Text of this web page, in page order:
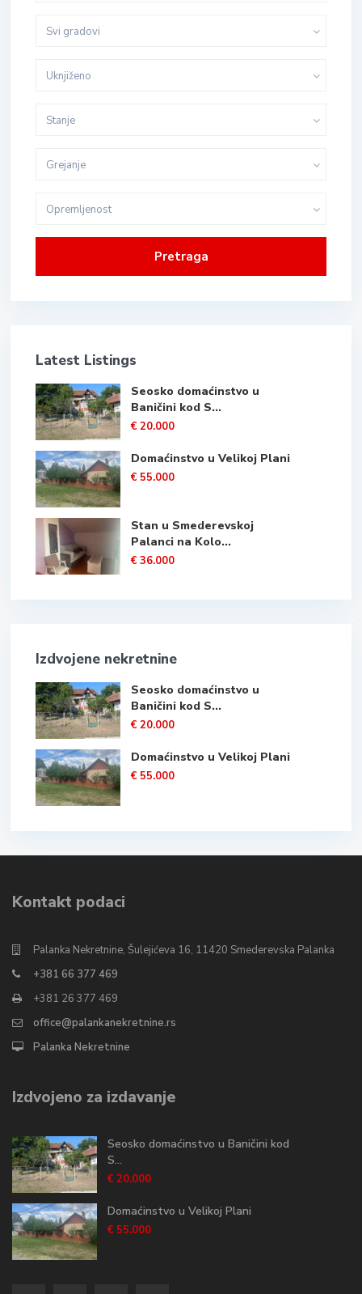
Svi gradovi
Uknjiženo
Stanje
Grejanje
Opremljenost
Pretraga
Latest Listings
Seosko domaćinstvo u
Baničini kod S...
€ 20.000
Domaćinstvo u Velikoj Plani
€ 55.000
Stan u Smederevskoj
Palanci na Kolo...
€ 36.000
Izdvojene nekretnine
Seosko domaćinstvo u
Baničini kod S...
€ 20.000
Domaćinstvo u Velikoj Plani
€ 55.000
Kontakt podaci
Palanka Nekretnine, Šulejićeva 16, 11420 Smederevska Palanka
+381 66 377 469
+381 26 377 469
office@palankanekretnine.rs
Palanka Nekretnine
Izdvojeno za izdavanje
Seosko domaćinstvo u Baničini kod
S...
€ 20.000
Domaćinstvo u Velikoj Plani
€ 55.000